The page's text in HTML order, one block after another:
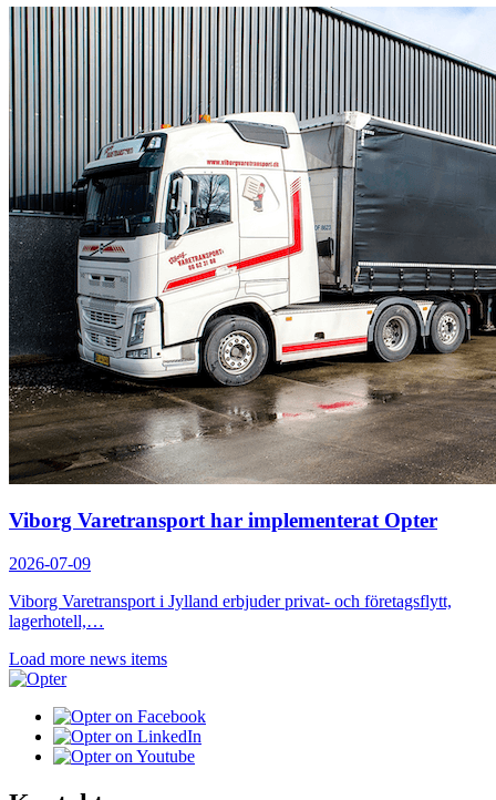
Viborg Varetransport har implementerat Opter
2026-07-09
Viborg Varetransport i Jylland erbjuder privat- och företagsflytt,
lagerhotell,…
Load more news items